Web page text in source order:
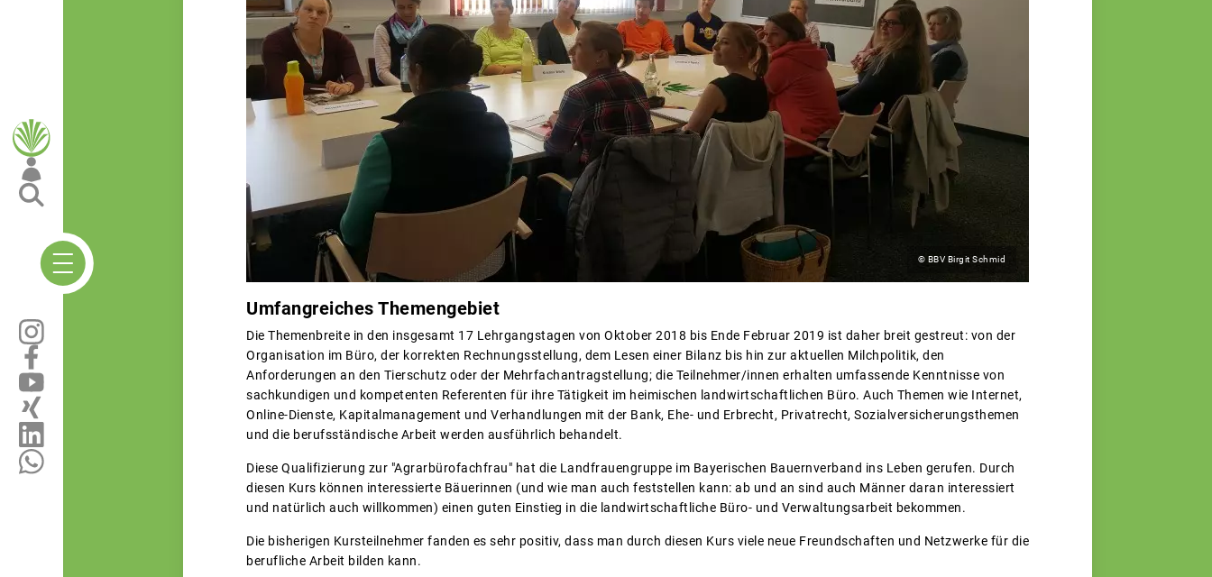
© BBV Birgit Schmid
Umfangreiches Themengebiet
Die Themenbreite in den insgesamt 17 Lehrgangstagen von Oktober 2018 bis Ende Februar 2019 ist daher breit gestreut: von der
Organisation im Büro, der korrekten Rechnungsstellung, dem Lesen einer Bilanz bis hin zur aktuellen Milchpolitik, den
Anforderungen an den Tierschutz oder der Mehrfachantragstellung; die Teilnehmer/innen erhalten umfassende Kenntnisse von
sachkundigen und kompetenten Referenten für ihre Tätigkeit im heimischen landwirtschaftlichen Büro. Auch Themen wie Internet,
Online-Dienste, Kapitalmanagement und Verhandlungen mit der Bank, Ehe- und Erbrecht, Privatrecht, Sozialversicherungsthemen
und die berufsständische Arbeit werden ausführlich behandelt.
Diese Qualifizierung zur "Agrarbürofachfrau" hat die Landfrauengruppe im Bayerischen Bauernverband ins Leben gerufen. Durch
diesen Kurs können interessierte Bäuerinnen (und wie man auch feststellen kann: ab und an sind auch Männer daran interessiert
und natürlich auch willkommen) einen guten Einstieg in die landwirtschaftliche Büro- und Verwaltungsarbeit bekommen.
Die bisherigen Kursteilnehmer fanden es sehr positiv, dass man durch diesen Kurs viele neue Freundschaften und Netzwerke für die
berufliche Arbeit bilden kann.